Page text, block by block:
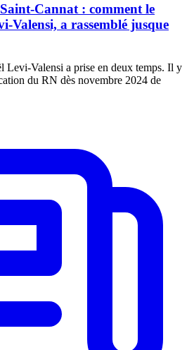
Cannat : comment le
Valensi, a rassemblé jusque
Levi-Valensi a prise en deux temps. Il y
du RN dès novembre 2024 de